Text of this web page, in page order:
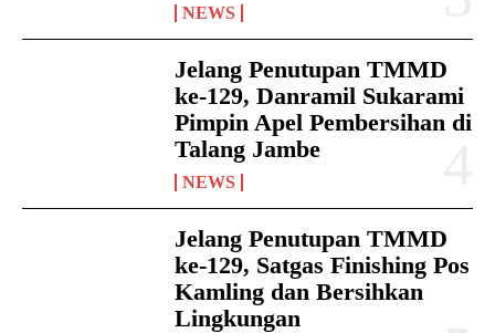
NEWS
Jelang Penutupan TMMD
ke-129, Danramil Sukarami
Pimpin Apel Pembersihan di
Talang Jambe
NEWS
Jelang Penutupan TMMD
ke-129, Satgas Finishing Pos
Kamling dan Bersihkan
Lingkungan